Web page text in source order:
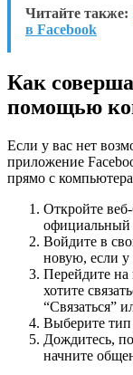
Читайте также:
в Facebook
Как
помощью
Если у вас нет
приложение
прямо с
Откройте
официальный
Войдите в
новую, если у
Перейдите на
хотите
“Связаться”
Выберите тип
Дождитесь,
начните